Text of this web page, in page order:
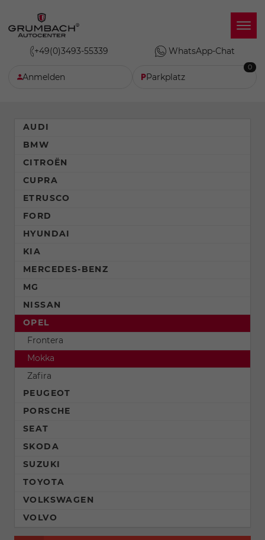
+49(0)3493-55339 WhatsApp-Chat
Anmelden Parkplatz
0
AUDI
BMW
CITROËN
CUPRA
ETRUSCO
FORD
HYUNDAI
KIA
MERCEDES-BENZ
MG
NISSAN
OPEL
Frontera
Mokka
Zafira
PEUGEOT
PORSCHE
SEAT
SKODA
SUZUKI
TOYOTA
VOLKSWAGEN
VOLVO